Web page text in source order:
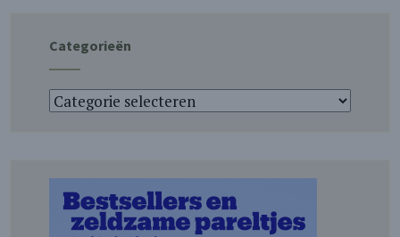
Categorieën
Categorieën